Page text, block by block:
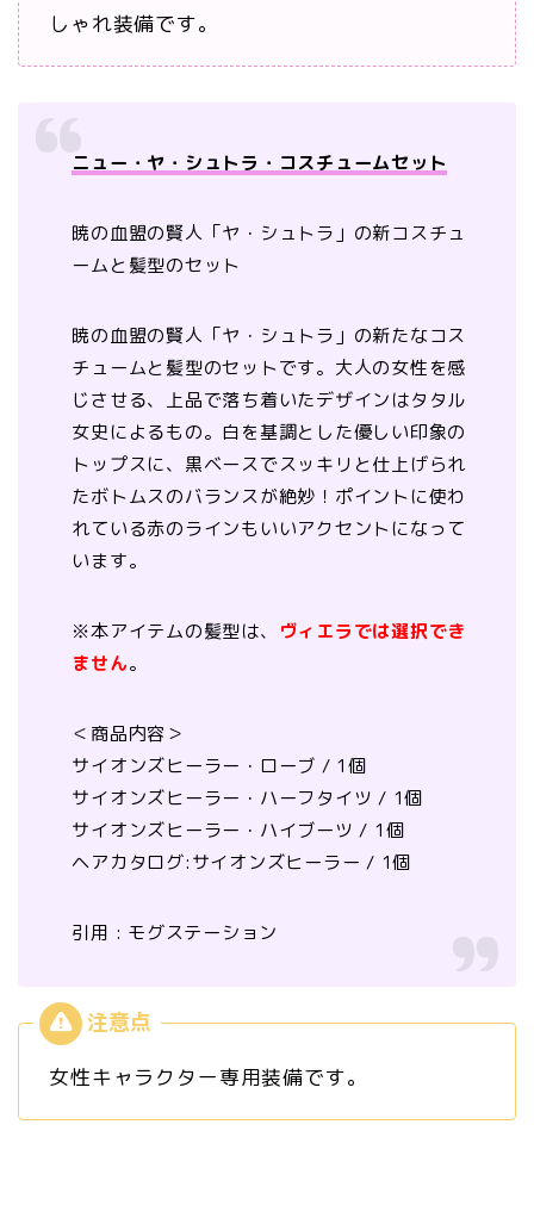
しゃれ装備です。
ニュー・ヤ・シュトラ・コスチュームセット
暁の血盟の賢人「ヤ・シュトラ」の新コスチュ
ームと髪型のセット
暁の血盟の賢人「ヤ・シュトラ」の新たなコス
チュームと髪型のセットです。大人の女性を感
じさせる、上品で落ち着いたデザインはタタル
女史によるもの。白を基調とした優しい印象の
トップスに、黒ベースでスッキリと仕上げられ
たボトムスのバランスが絶妙！ポイントに使わ
れている赤のラインもいいアクセントになって
います。
※本アイテムの髪型は、
ヴィエラでは選択でき
ません。
＜商品内容＞
サイオンズヒーラー・ローブ / 1個
サイオンズヒーラー・ハーフタイツ / 1個
サイオンズヒーラー・ハイブーツ / 1個
ヘアカタログ:サイオンズヒーラー / 1個
引用 : モグステーション
女性キャラクター専用装備です。